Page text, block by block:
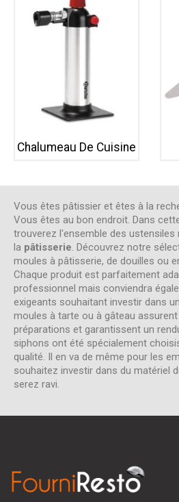
Chalumeau De Cuisine
Vous êtes pâtissier et êtes à la
Vous êtes au bon endroit. Dans
trouverez l'ensemble des
la pâtisserie. Découvrez notre
moules à pâtisserie, de douilles ou
Chaque produit est parfaitement
professionnel mais conviendra
exigeants souhaitant investir dans
moules à tarte ou à gâteau
préparations et garantissent un
siphons ont été spécialement
qualité. Il en va de même pour les
souhaitez investir dans du matériel
serez ravi.